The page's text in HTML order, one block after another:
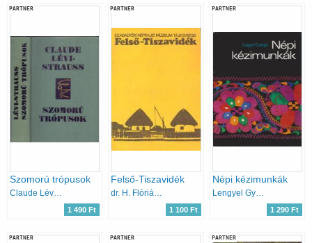
PARTNER
Szomorú trópusok
Claude Lévi-Strauss
1 490 Ft
PARTNER
Felső-Tiszavidék
dr. H. Flórián Mária
1 100 Ft
PARTNER
Népi kézimunkák
Lengyel Györgyi
1 290 Ft
PARTNER PARTNER PARTNER